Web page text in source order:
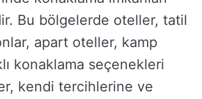
Bu bölgelerde oteller, tatil
apart oteller, kamp
konaklama seçenekleri
kendi tercihlerine ve